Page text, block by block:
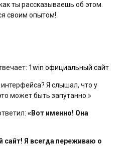
ты рассказываешь об этом.
своим опытом!
1win официальный сайт
Я слышал, что у
может быть запутанно.»
«Вот именно! Она
сайт! Я всегда переживаю о